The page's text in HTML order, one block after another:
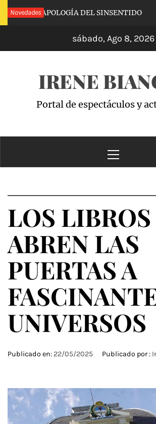
Saltar
al
NovedadesAPOLOGÍA DEL SINSENTIDO
sábado, Ago 8, 2026
IRENE
Portal de espectáculos y
principal
LOS
ABREN LAS
PUERTAS A
UNIVERSOS
Publicado en: 22/05/2025 Publicado por :